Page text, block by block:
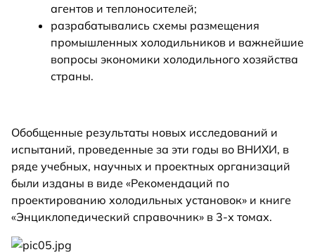
агентов и теплоносителей;
разрабатывались схемы размещения
промышленных холодильников и важнейшие
вопросы экономики холодильного хозяйства
страны.
Обобщенные результаты новых исследований и
испытаний, проведенные за эти годы во ВНИХИ, в
ряде учебных, научных и проектных организаций
были изданы в виде «Рекомендаций по
проектированию холодильных установок» и книге
«Энциклопедический справочник» в 3-х томах.